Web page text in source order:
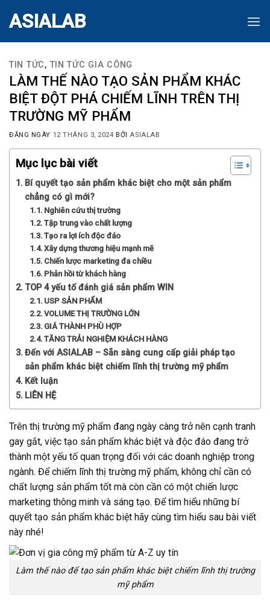
ASIALAB
TIN TỨC,TIN TỨC GIA CÔNG
LÀM THẾ NÀO TẠO SẢN PHẨM KHÁC
BIỆT ĐỘT PHÁ CHIẾM LĨNH TRÊN THỊ
TRƯỜNG MỸ PHẨM
ĐĂNG NGÀY 12 THÁNG 3, 2024 BỞIASIALAB
Mục lục bài viết
Bí quyết tạo sản phẩm khác biệt cho một sản phẩm
chẳng có gì mới?
Nghiên cứu thị trường
Tập trung vào chất lượng
Tạo ra lợi ích độc đáo
Xây dựng thương hiệu mạnh mẽ
Chiến lược marketing đa chiều
Phản hồi từ khách hàng
TOP 4 yếu tố đánh giá sản phẩm WIN
USP SẢN PHẨM
VOLUME THỊ TRƯỜNG LỚN
GIÁ THÀNH PHÙ HỢP
TĂNG TRẢI NGHIỆM KHÁCH HÀNG
Đến với ASIALAB – Sẵn sàng cung cấp giải pháp tạo
sản phẩm khác biệt chiếm lĩnh thị trường mỹ phẩm
Kết luận
LIÊN HỆ
Trên thị trường mỹ phẩm đang ngày càng trở nên cạnh tranh
gay gắt, việc tạo sản phẩm khác biệt và độc đáo đang trở
thành một yếu tố quan trọng đối với các doanh nghiệp trong
ngành. Để chiếm lĩnh thị trường mỹ phẩm, không chỉ cần có
chất lượng sản phẩm tốt mà còn cần có một chiến lược
marketing thông minh và sáng tạo. Để tìm hiểu những bí
quyết tạo sản phẩm khác biệt hãy cùng tìm hiểu sau bài viết
này nhé!
Làm thế nào để tạo sản phẩm khác biệt chiếm lĩnh thị trường
mỹ phẩm